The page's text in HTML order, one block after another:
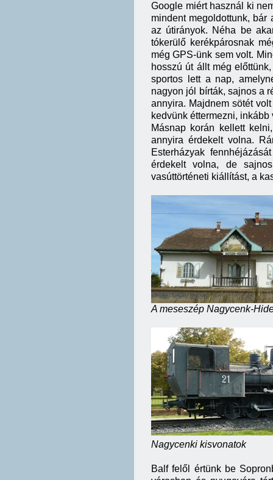
Google miért használ ki
mindent megoldottunk,
az útirányok. Néha be
tókerülő kerékpárosnak
még GPS-ünk sem volt.
hosszú út állt még
sportos lett a nap,
nagyon jól bírták, sajnos a
annyira. Majdnem sötét
kedvünk éttermezni,
Másnap korán kellett
annyira érdekelt volna.
Esterházyak
érdekelt volna, de
vasúttörténeti kiállítást, a
A meseszép Nagycenk-
Nagycenki kisvonatok
Balf felől értünk be